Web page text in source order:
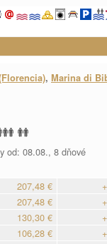
, Marina di
od: 08.08., 8 dňové
207,48 €
207,48 €
130,30 €
106,28 €